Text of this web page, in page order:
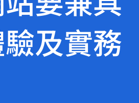
及實務